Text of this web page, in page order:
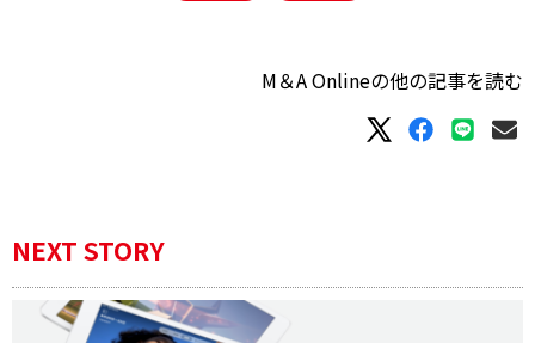
M＆A Onlineの他の記事を読む
NEXT STORY